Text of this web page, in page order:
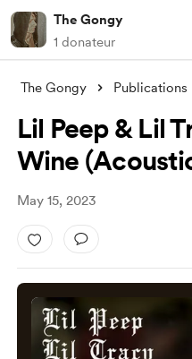
The Gongy
1 donateur
The Gongy Publications
Lil Peep & Lil
Wine
May 15, 2023